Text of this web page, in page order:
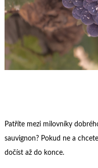
Patříte mezi milovníky
sauvignon? Pokud ne a
dočíst až do konce.